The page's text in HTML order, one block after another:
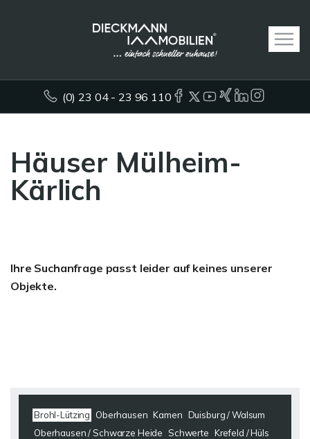
(0) 23 04 - 23 96 110
Häuser Mülheim-
Kärlich
Ihre Suchanfrage passt leider auf keines unserer
Objekte.
Brohl-Lützing Oberhausen Kamen Duisburg / Walsum
Oberhausen / Schwarze Heide
Schwerte Krefeld / Hüls